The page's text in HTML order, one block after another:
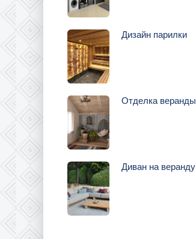
Дизайн парилки
Отделка веранды
Диван на веранду